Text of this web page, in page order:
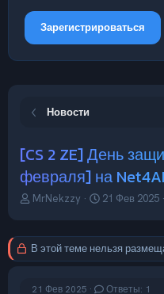
Зарегистрироваться
Новости
[CS 2 ZE] День
февраля] на
А
о
р
е
MrNekzzy
Д
а
н
ч
21 Фев 2025
В этой теме нельзя
21 Фев 2025 Ответы: 1